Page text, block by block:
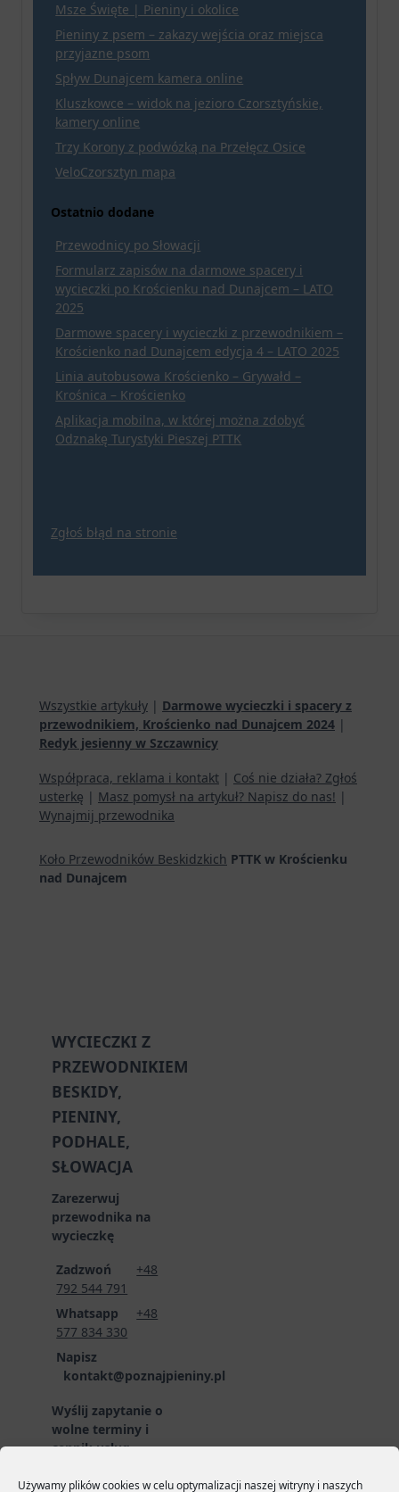
Używamy plików cookies w celu optymalizacji naszej witryny i naszych
Msze Święte | Pieniny i okolice
Pieniny z psem – zakazy wejścia oraz miejsca
przyjazne psom
Spływ Dunajcem kamera online
Kluszkowce – widok na jezioro Czorsztyńskie,
kamery online
Trzy Korony z podwózką na Przełęcz Osice
VeloCzorsztyn mapa
Ostatnio dodane
Przewodnicy po Słowacji
Formularz zapisów na darmowe spacery i
wycieczki po Krościenku nad Dunajcem – LATO
2025
Darmowe spacery i wycieczki z przewodnikiem –
Krościenko nad Dunajcem edycja 4 – LATO 2025
Linia autobusowa Krościenko – Grywałd –
Krośnica – Krościenko
Aplikacja mobilna, w której można zdobyć
Odznakę Turystyki Pieszej PTTK
Zgłoś błąd na stronie
Wszystkie artykuły | Darmowe wycieczki i spacery z
przewodnikiem, Krościenko nad Dunajcem 2024 |
Redyk jesienny w Szczawnicy
Współpraca, reklama i kontakt | Coś nie działa? Zgłoś
usterkę | Masz pomysł na artykuł? Napisz do nas! |
Wynajmij przewodnika
Koło Przewodników Beskidzkich PTTK w Krościenku
nad Dunajcem
WYCIECZKI Z
PRZEWODNIKIEM
BESKIDY,
PIENINY,
PODHALE,
SŁOWACJA
Zarezerwuj
przewodnika na
wycieczkę
Zadzwoń +48
792 544 791
Whatsapp +48
577 834 330
Napisz
kontakt@poznajpieniny.pl
Wyślij zapytanie o
wolne terminy i
cennik usług
poprzez formularz